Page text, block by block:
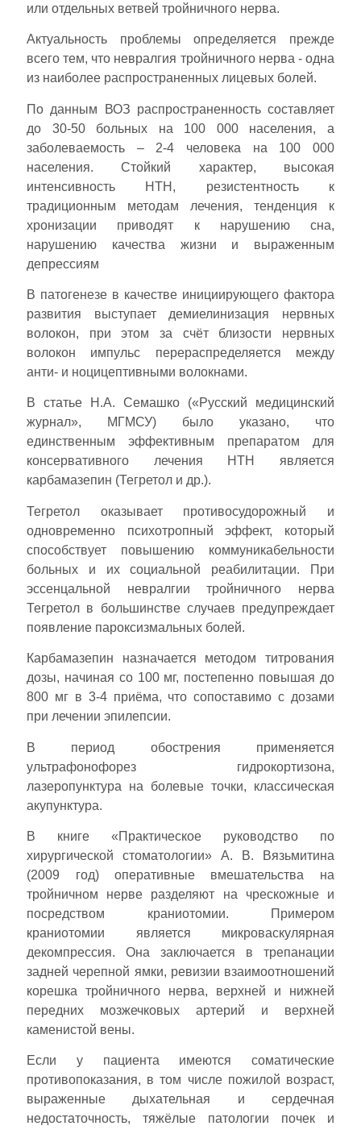
или отдельных ветвей тройничного нерва.
Актуальность проблемы определяется прежде
всего тем, что невралгия тройничного нерва - одна
из наиболее распространенных лицевых болей.
По данным ВОЗ распространенность составляет
до 30-50 больных на 100 000 населения, а
заболеваемость – 2-4 человека на 100 000
населения. Стойкий характер, высокая
интенсивность НТН, резистентность к
традиционным методам лечения, тенденция к
хронизации приводят к нарушению сна,
нарушению качества жизни и выраженным
депрессиям
В патогенезе в качестве инициирующего фактора
развития выступает демиелинизация нервных
волокон, при этом за счёт близости нервных
волокон импульс перераспределяется между
анти- и ноцицептивными волокнами.
В статье Н.А. Семашко («Русский медицинский
журнал», МГМСУ) было указано, что
единственным эффективным препаратом для
консервативного лечения НТН является
карбамазепин (Тегретол и др.).
Тегретол оказывает противосудорожный и
одновременно психотропный эффект, который
способствует повышению коммуникабельности
больных и их социальной реабилитации. При
эссенцальной невралгии тройничного нерва
Тегретол в большинстве случаев предупреждает
появление пароксизмальных болей.
Карбамазепин назначается методом титрования
дозы, начиная со 100 мг, постепенно повышая до
800 мг в 3-4 приёма, что сопоставимо с дозами
при лечении эпилепсии.
В период обострения применяется
ультрафонофорез гидрокортизона,
лазеропунктура на болевые точки, классическая
акупунктура.
В книге «Практическое руководство по
хирургической стоматологии» А. В. Вязьмитина
(2009 год) оперативные вмешательства на
тройничном нерве разделяют на чрескожные и
посредством краниотомии. Примером
краниотомии является микроваскулярная
декомпрессия. Она заключается в трепанации
задней черепной ямки, ревизии взаимоотношений
корешка тройничного нерва, верхней и нижней
передних мозжечковых артерий и верхней
каменистой вены.
Если у пациента имеются соматические
противопоказания, в том числе пожилой возраст,
выраженные дыхательная и сердечная
недостаточность, тяжёлые патологии почек и